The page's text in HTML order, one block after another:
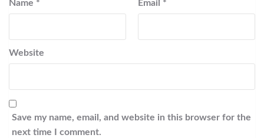
Name * Email *
Website
Save my name, email, and website in this browser for the
next time I comment.